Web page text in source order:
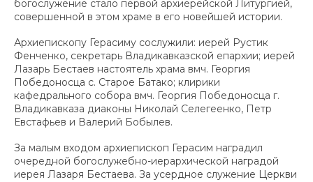
богослужение стало первой архиерейской Литургией,
совершенной в этом храме в его новейшей истории.
Архиепископу Герасиму сослужили: иерей Рустик
Фенченко, секретарь Владикавказской епархии; иерей
Лазарь Бестаев настоятель храма вмч. Георгия
Победоносца с. Старое Батако; клирики
кафедрального собора вмч. Георгия Победоносца г.
Владикавказа диаконы Николай Селегеенко, Петр
Евстафьев и Валерий Бобылев.
За малым входом архиепископ Герасим наградил
очередной богослужебно-иерархической наградой
иерея Лазаря Бестаева. За усердное служение Церкви